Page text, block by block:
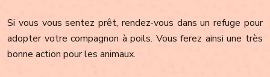
Si vous vous sentez prêt, rendez-vous dans un refuge pour
adopter votre compagnon à poils. Vous ferez ainsi une très
bonne action pour les animaux.